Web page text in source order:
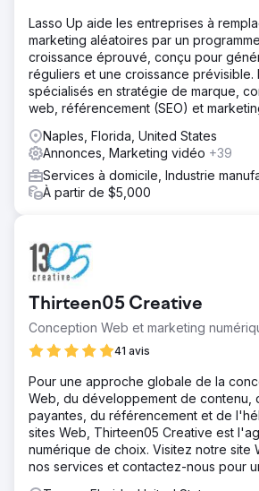
Lasso Up aide les entreprises à
marketing aléatoires par un
croissance éprouvé, conçu pour
réguliers et une croissance prévisible.
spécialisés en stratégie de marque,
web, référencement (SEO) et
Naples, Florida, United States
Annonces, Marketing vidéo +39
Services à domicile, Industrie
À partir de $5,000
Thirteen05 Creative
Conception Web et marketing
41 avis
Pour une approche globale de la
Web, du développement de contenu,
payantes, du référencement et de
sites Web, Thirteen05 Creative est
numérique de choix. Visitez notre site
nos services et contactez-nous pour